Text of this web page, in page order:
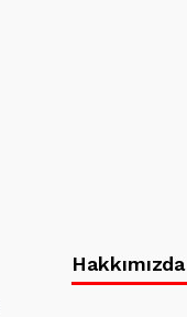
Hakkımızda